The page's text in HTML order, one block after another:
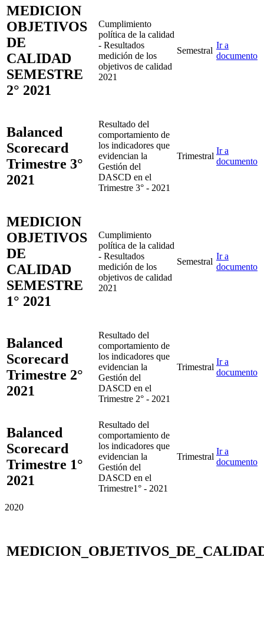
MEDICION
OBJETIVOS
DE
CALIDAD
SEMESTRE
2° 2021
Cumplimiento
política de la calidad
- Resultados
medición de los
objetivos de calidad
2021
Semestral
Ir a
documento
Balanced
Scorecard
Trimestre 3°
2021
Resultado del
comportamiento de
los indicadores que
evidencian la
Gestión del
DASCD en el
Trimestre 3° - 2021
Trimestral
Ir a
documento
MEDICION
OBJETIVOS
DE
CALIDAD
SEMESTRE
1° 2021
Cumplimiento
política de la calidad
- Resultados
medición de los
objetivos de calidad
2021
Semestral
Ir a
documento
Balanced
Scorecard
Trimestre 2°
2021
Resultado del
comportamiento de
los indicadores que
evidencian la
Gestión del
DASCD en el
Trimestre 2° - 2021
Trimestral
Ir a
documento
Balanced
Scorecard
Trimestre 1°
2021
Resultado del
comportamiento de
los indicadores que
evidencian la
Gestión del
DASCD en el
Trimestre1° - 2021
Trimestral
Ir a
documento
2020